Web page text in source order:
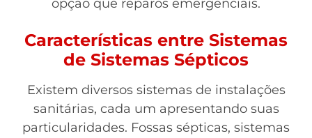
opção que reparos emergenciais.
Características entre Sistemas
de Sistemas Sépticos
Existem diversos sistemas de instalações
sanitárias, cada um apresentando suas
particularidades. Fossas sépticas, sistemas